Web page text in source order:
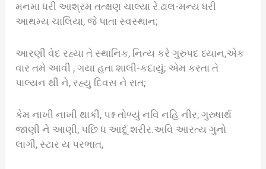
મનમા ધરી આશ્રમ તત્ક્ષણ ચાલ્યા રે.ઢાલ-મન્ય ધરી
આથમ્ય ચાલિયા, જે પાતા સ્વસ્થાન;
આરણી વેદ રહ્યા તે સ્થાનિક, નિત્ય કરે ગુરુપદ ધ્યાન,એક
વાર તમે આવી , ગયા હતા શાલી-કદાયું; એમ કરતા તે
પાલ્યન થી ને, રહ્યુ દિવસ ને રાત;
કેમ નાખી નાખી થાકી, પશ્ન તોળ્યું નવિ નહિ નીર; ગુરુષાર્થ
જાણી ને આણી, પછિ ધ આર્દૂ શરીર.અવિ આરત્ય ગુનો
લાગી, સ્ટાર ય પરભાત,